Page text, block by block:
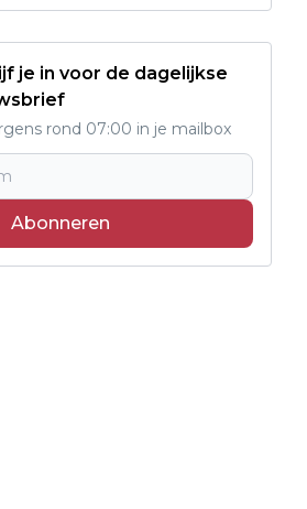
je in voor de dagelijkse
rond 07:00 in je mailbox
Abonneren